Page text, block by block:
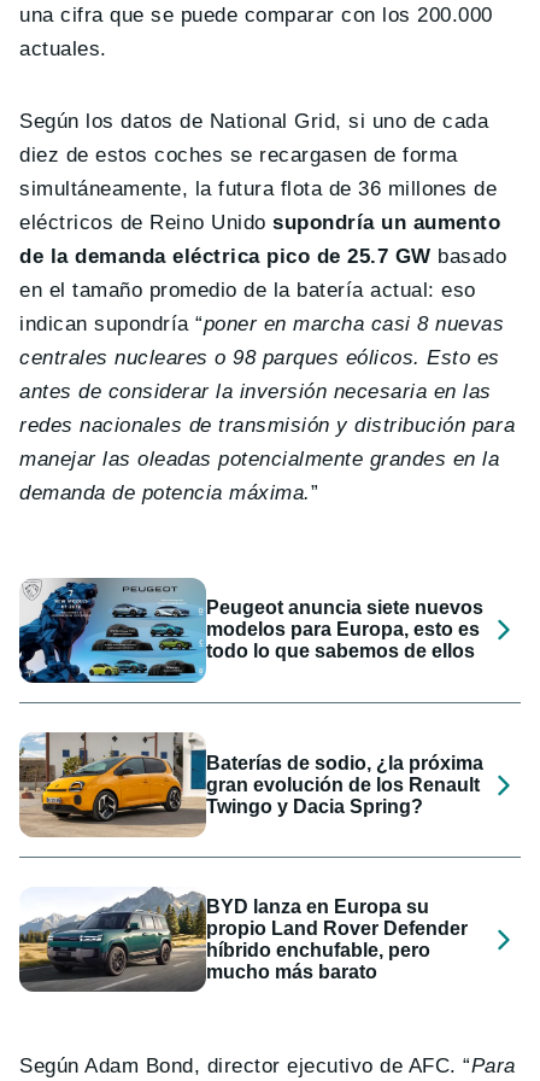
una cifra que se puede comparar con los 200.000
actuales.
Según los datos de National Grid, si uno de cada
diez de estos coches se recargasen de forma
simultáneamente, la futura flota de 36 millones de
eléctricos de Reino Unidosupondría un aumento
de la demanda eléctrica pico de 25.7 GW basado
en el tamaño promedio de la batería actual: eso
indican supondría “poner en marcha casi 8 nuevas
centrales nucleares o 98 parques eólicos. Esto es
antes de considerar la inversión necesaria en las
redes nacionales de transmisión y distribución para
manejar las oleadas potencialmente grandes en la
demanda de potencia máxima.”
Peugeot anuncia siete nuevos
modelos para Europa, esto es
todo lo que sabemos de ellos
Baterías de sodio, ¿la próxima
gran evolución de los Renault
Twingo y Dacia Spring?
BYD lanza en Europa su
propio Land Rover Defender
híbrido enchufable, pero
mucho más barato
Según Adam Bond, director ejecutivo de AFC. “Para